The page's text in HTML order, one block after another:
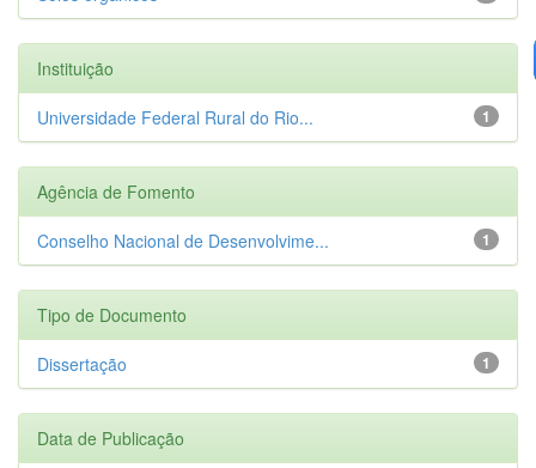
Instituição
1
Universidade Federal Rural do Rio...
Agência de Fomento
1
Conselho Nacional de Desenvolvime...
Tipo de Documento
1
Dissertação
Data de Publicação